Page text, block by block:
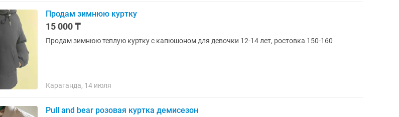
Продам зимнюю куртку
15 000 ₸
Продам зимнюю теплую куртку с капюшоном для девочки 12-14 лет, ростовка 150-160
Караганда, 14 июля
Pull and bear розовая куртка демисезон